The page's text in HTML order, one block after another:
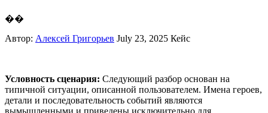
��
Автор: Алексей Григорьев July 23, 2025 Кейс
Условность сценария: Следующий разбор основан на
типичной ситуации, описанной пользователем. Имена героев,
детали и последовательность событий являются
вымышленными и приведены исключительно для